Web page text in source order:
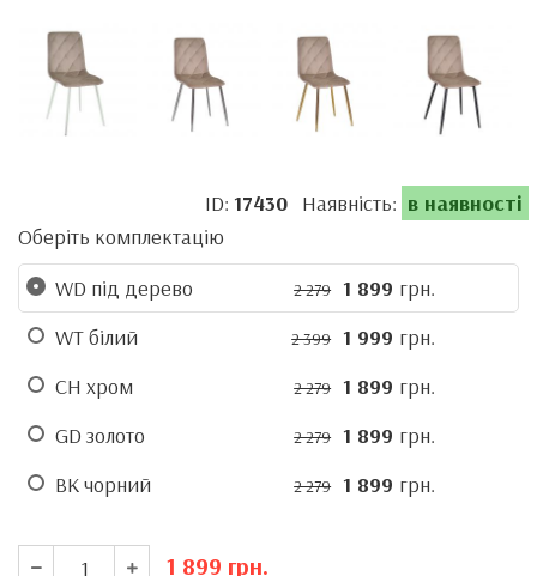
ID: 17430Наявність: в наявності
Оберіть комплектацію
WD під дерево
2 279 1 899 грн.
WT білий
2 399 1 999 грн.
CH хром
2 279 1 899 грн.
GD золото
2 279 1 899 грн.
BK чорний
2 279 1 899 грн.
1 899 грн.